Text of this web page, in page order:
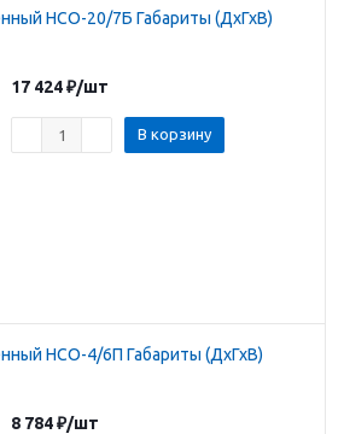
HCO-20/7Б Габариты (ДхГхВ)
17 424₽/шт
В корзину
HCO-4/6П Габариты (ДхГхВ)
8 784₽/шт